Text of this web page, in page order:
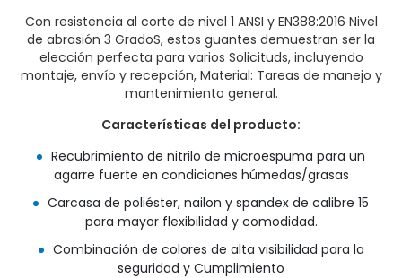
Con resistencia al corte de nivel 1 ANSI y EN388:2016 Nivel
de abrasión 3 GradoS, estos guantes demuestran ser la
elección perfecta para varios Solicituds, incluyendo
montaje, envío y recepción, Material: Tareas de manejo y
mantenimiento general.
Características del producto:
Recubrimiento de nitrilo de microespuma para un
agarre fuerte en condiciones húmedas/grasas
Carcasa de poliéster, nailon y spandex de calibre 15
para mayor flexibilidad y comodidad.
Combinación de colores de alta visibilidad para la
seguridad y Cumplimiento